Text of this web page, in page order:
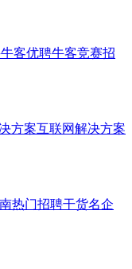
牛客优聘牛客竞赛招
方案互联网解决方案
热门招聘干货名企